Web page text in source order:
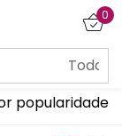
0
popularidade